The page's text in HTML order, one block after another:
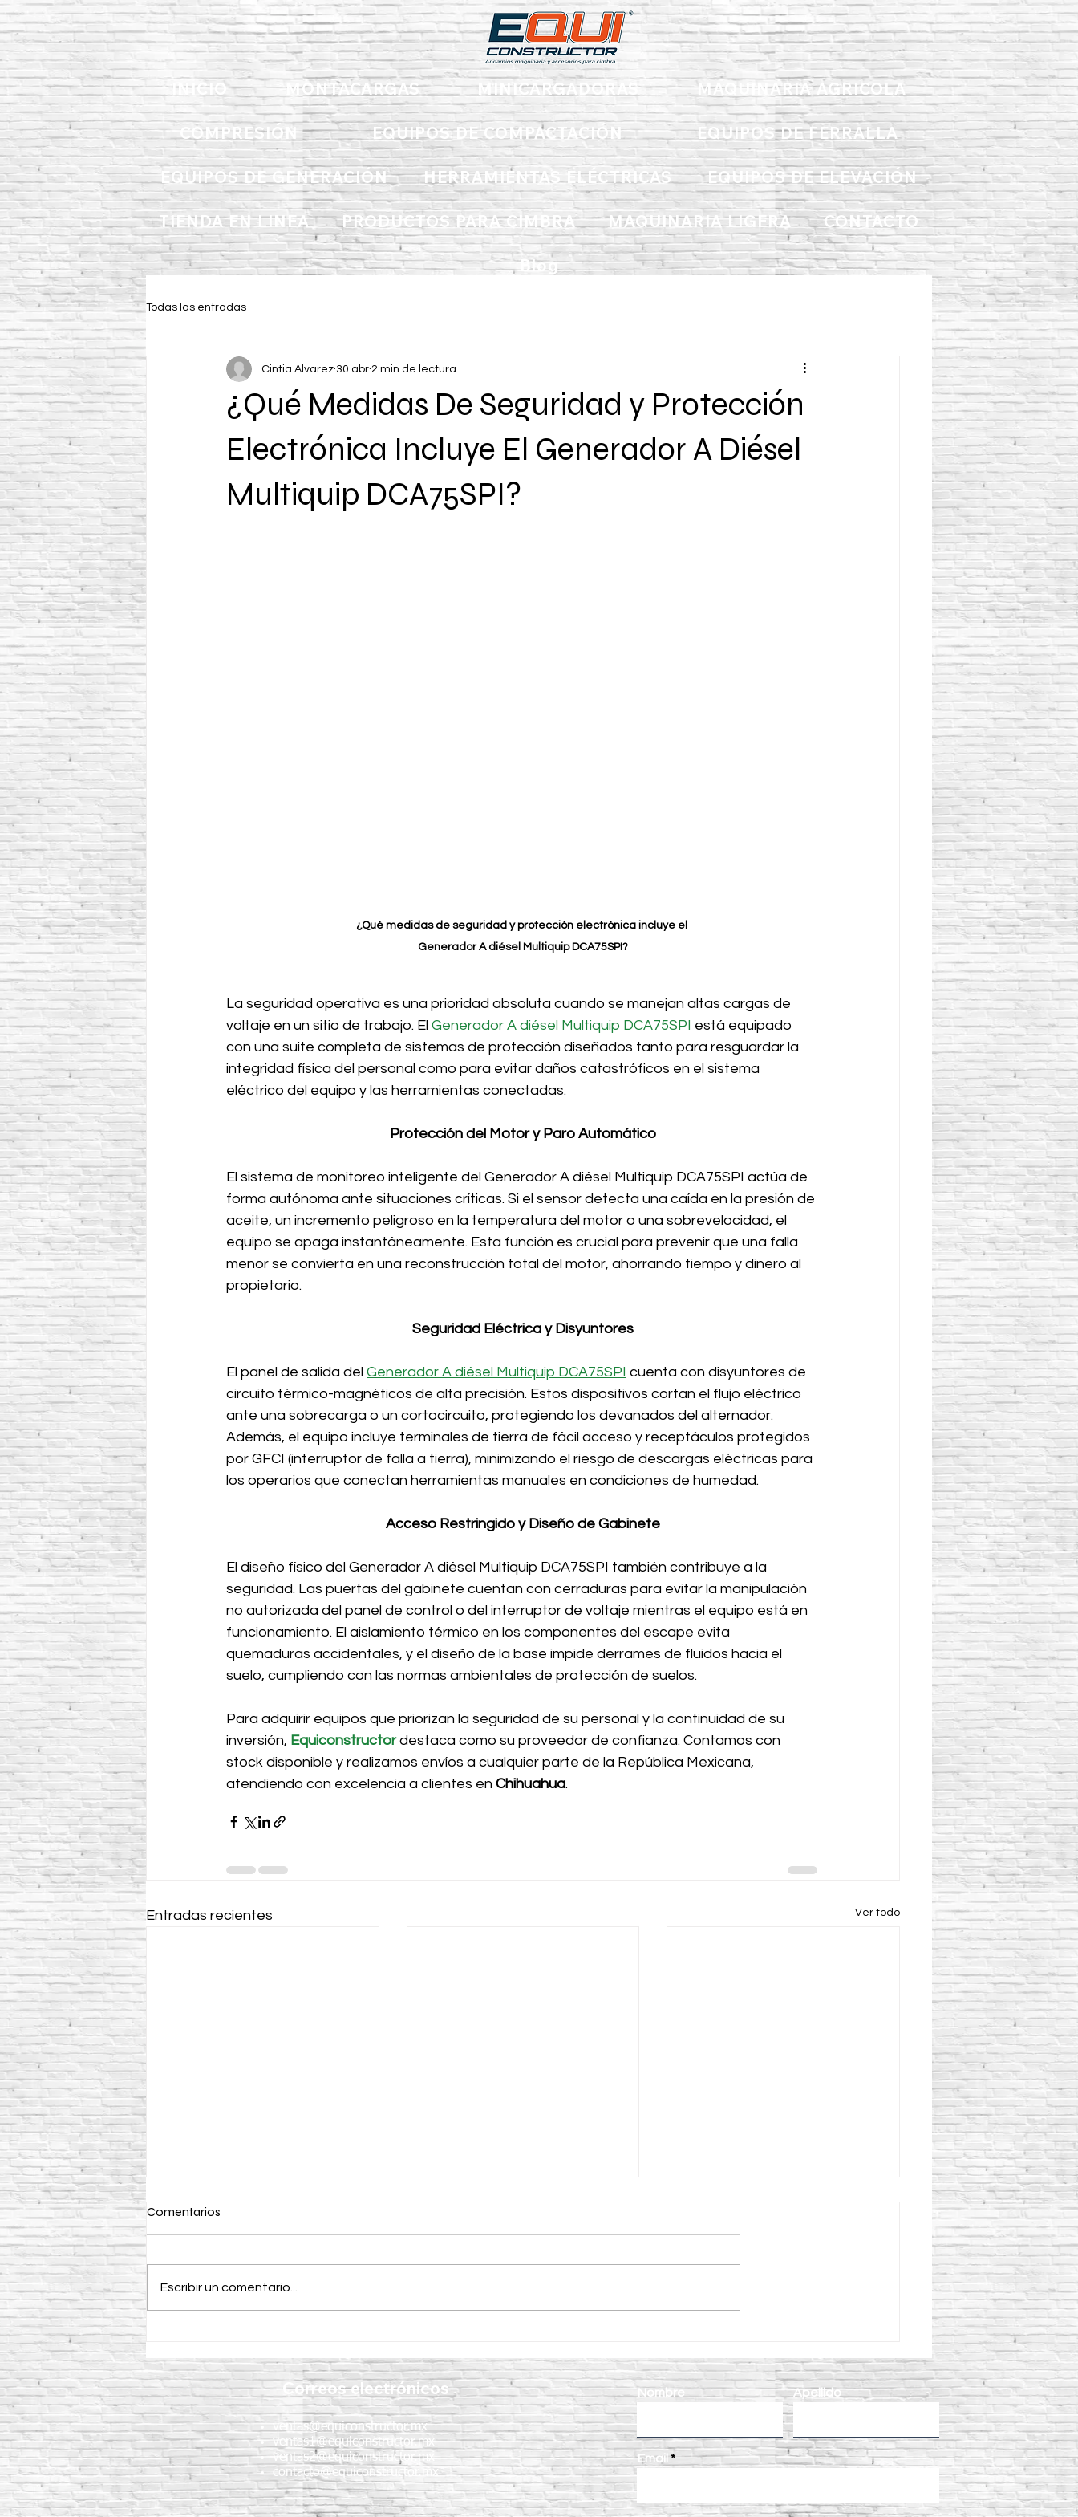
INICIO MONTACARGAS MINICARGADORAS MAQUINARIA AGRICOLA
COMPRESIÓN EQUIPOS DE COMPACTACIÓN EQUIPOS DE FERRALLA
EQUIPOS DE GENERACIÓN HERRAMIENTAS ELÉCTRICAS EQUIPOS DE ELEVACIÓN
TIENDA EN LINEA PRODUCTOS PARA CIMBRA MAQUINARIA LIGERA CONTACTO
Blog
Todas las entradas
¿Qué Medidas De Seguridad y Protección
Electrónica Incluye El Generador A Diésel
Multiquip DCA75SPI?
Cintia Alvarez 30 abr 2 min de lectura
¿Qué medidas de seguridad y protección electrónica incluye el
Generador A diésel Multiquip DCA75SPI?
La seguridad operativa es una prioridad absoluta cuando se manejan altas cargas de
voltaje en un sitio de trabajo. El Generador A diésel Multiquip DCA75SPI está equipado
con una suite completa de sistemas de protección diseñados tanto para resguardar la
integridad física del personal como para evitar daños catastróficos en el sistema
eléctrico del equipo y las herramientas conectadas.
Protección del Motor y Paro Automático
El sistema de monitoreo inteligente del Generador A diésel Multiquip DCA75SPI actúa de
forma autónoma ante situaciones críticas. Si el sensor detecta una caída en la presión de
aceite, un incremento peligroso en la temperatura del motor o una sobrevelocidad, el
equipo se apaga instantáneamente. Esta función es crucial para prevenir que una falla
menor se convierta en una reconstrucción total del motor, ahorrando tiempo y dinero al
propietario.
Seguridad Eléctrica y Disyuntores
El panel de salida del Generador A diésel Multiquip DCA75SPI cuenta con disyuntores de
circuito térmico-magnéticos de alta precisión. Estos dispositivos cortan el flujo eléctrico
ante una sobrecarga o un cortocircuito, protegiendo los devanados del alternador.
Además, el equipo incluye terminales de tierra de fácil acceso y receptáculos protegidos
por GFCI (interruptor de falla a tierra), minimizando el riesgo de descargas eléctricas para
los operarios que conectan herramientas manuales en condiciones de humedad.
Acceso Restringido y Diseño de Gabinete
El diseño físico del Generador A diésel Multiquip DCA75SPI también contribuye a la
seguridad. Las puertas del gabinete cuentan con cerraduras para evitar la manipulación
no autorizada del panel de control o del interruptor de voltaje mientras el equipo está en
funcionamiento. El aislamiento térmico en los componentes del escape evita
quemaduras accidentales, y el diseño de la base impide derrames de fluidos hacia el
suelo, cumpliendo con las normas ambientales de protección de suelos.
Para adquirir equipos que priorizan la seguridad de su personal y la continuidad de su
inversión, Equiconstructor destaca como su proveedor de confianza. Contamos con
stock disponible y realizamos envíos a cualquier parte de la República Mexicana,
atendiendo con excelencia a clientes en Chihuahua.
Entradas recientes Ver todo
en la construcción?
estructuras más resistentes y
duraderas
en el colado de concreto
Comentarios
Escribir un comentario...
Correos electrónicos
ventas@equiconstructor.mx
ventas1@equiconstructor.mx
ventas2@equiconstructor.mx
contacto@equiconstructor.mx
Nombre Apellido
Email